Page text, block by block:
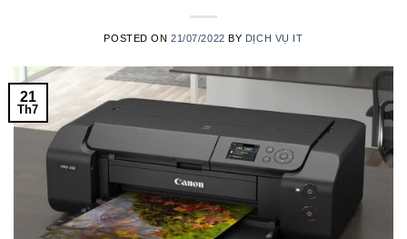
POSTED ON21/07/2022 BY DỊCH VỤ IT
21
Th7